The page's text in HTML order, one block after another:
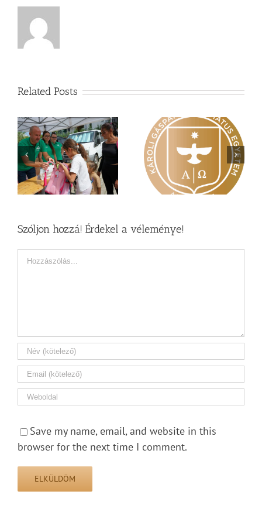
Related Posts
Nagy érdeklődés övezi
a Károli képzéseit
Vasárnapi üzenet –
Zsoltárok 149
Szóljon hozzá! Érdekel a véleménye!
Hozzászólás
Save my name, email, and website in this
browser for the next time I comment.